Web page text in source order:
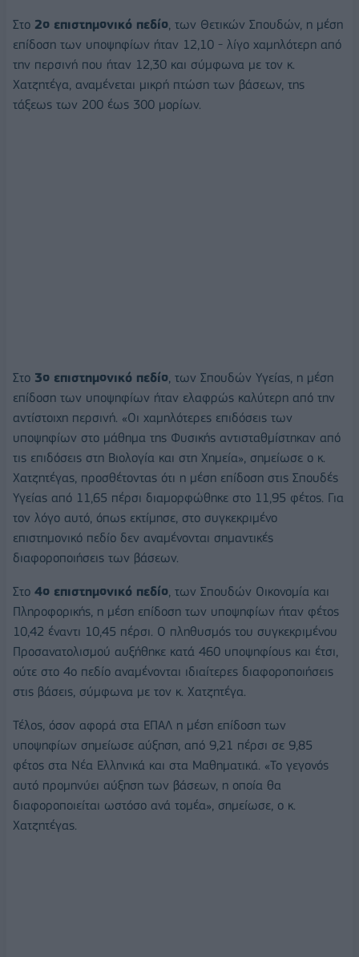
Στο 2ο επιστημονικό πεδίο, των Θετικών Σπουδών, η μέση
επίδοση των υποψηφίων ήταν 12,10 - λίγο χαμηλότερη από
την περσινή που ήταν 12,30 και σύμφωνα με τον κ.
Χατζητέγα, αναμένεται μικρή πτώση των βάσεων, της
τάξεως των 200 έως 300 μορίων.
Στο 3ο επιστημονικό πεδίο, των Σπουδών Υγείας, η μέση
επίδοση των υποψηφίων ήταν ελαφρώς καλύτερη από την
αντίστοιχη περσινή. «Οι χαμηλότερες επιδόσεις των
υποψηφίων στο μάθημα της Φυσικής αντισταθμίστηκαν από
τις επιδόσεις στη Βιολογία και στη Χημεία», σημείωσε ο κ.
Χατζητέγας, προσθέτοντας ότι η μέση επίδοση στις Σπουδές
Υγείας από 11,65 πέρσι διαμορφώθηκε στο 11,95 φέτος. Για
τον λόγο αυτό, όπως εκτίμησε, στο συγκεκριμένο
επιστημονικό πεδίο δεν αναμένονται σημαντικές
διαφοροποιήσεις των βάσεων.
Στο 4ο επιστημονικό πεδίο , των Σπουδών Οικονομία και
Πληροφορικής, η μέση επίδοση των υποψηφίων ήταν φέτος
10,42 έναντι 10,45 πέρσι. Ο πληθυσμός του συγκεκριμένου
Προσανατολισμού αυξήθηκε κατά 460 υποψηφίους και έτσι,
ούτε στο 4ο πεδίο αναμένονται ιδιαίτερες διαφοροποιήσεις
στις βάσεις, σύμφωνα με τον κ. Χατζητέγα.
Τέλος, όσον αφορά στα ΕΠΑΛ η μέση επίδοση των
υποψηφίων σημείωσε αύξηση, από 9,21 πέρσι σε 9,85
φέτος στα Νέα Ελληνικά και στα Μαθηματικά. «Το γεγονός
αυτό προμηνύει αύξηση των βάσεων, η οποία θα
διαφοροποιείται ωστόσο ανά τομέα», σημείωσε, ο κ.
Χατζητέγας.